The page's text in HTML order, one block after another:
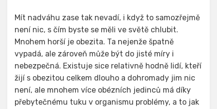
Mít nadváhu zase tak nevadí, i když to samozřejmě
není nic, s čím byste se měli ve světě chlubit.
Mnohem horší je obezita. Ta nejenže špatně
vypadá, ale zároveň může být do jisté míry i
nebezpečná. Existuje sice relativně hodně lidí, kteří
žijí s obezitou celkem dlouho a dohromady jim nic
není, ale mnohem více obézních jedinců má díky
přebytečnému tuku v organismu problémy, a to jak